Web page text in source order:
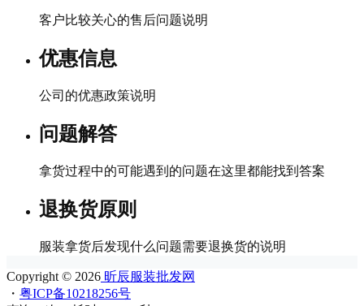
客户比较关心的售后问题说明
优惠信息
公司的优惠政策说明
问题解答
拿货过程中的可能遇到的问题在这里都能找到答案
退换货原则
服装拿货后发现什么问题需要退换货的说明
Copyright © 2026 昕辰服装批发网
・ 粤ICP备10218256号